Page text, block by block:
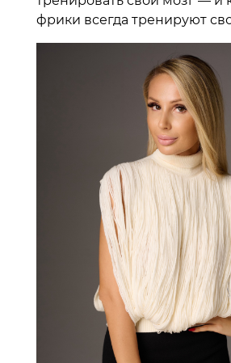
фрики всегда тренируют